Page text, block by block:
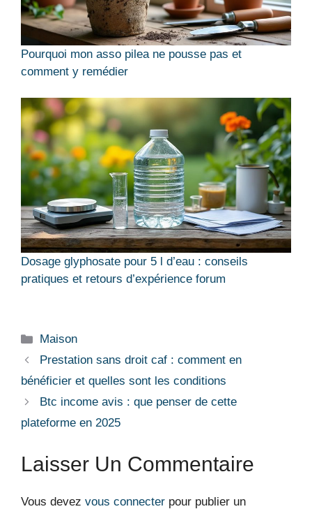
Pourquoi mon asso pilea ne pousse pas et
comment y remédier
Dosage glyphosate pour 5 l d’eau : conseils
pratiques et retours d’expérience forum
Catégories
Maison
Prestation sans droit caf : comment en
bénéficier et quelles sont les conditions
Btc income avis : que penser de cette
plateforme en 2025
Laisser Un Commentaire
Vous devez vous connecter pour publier un